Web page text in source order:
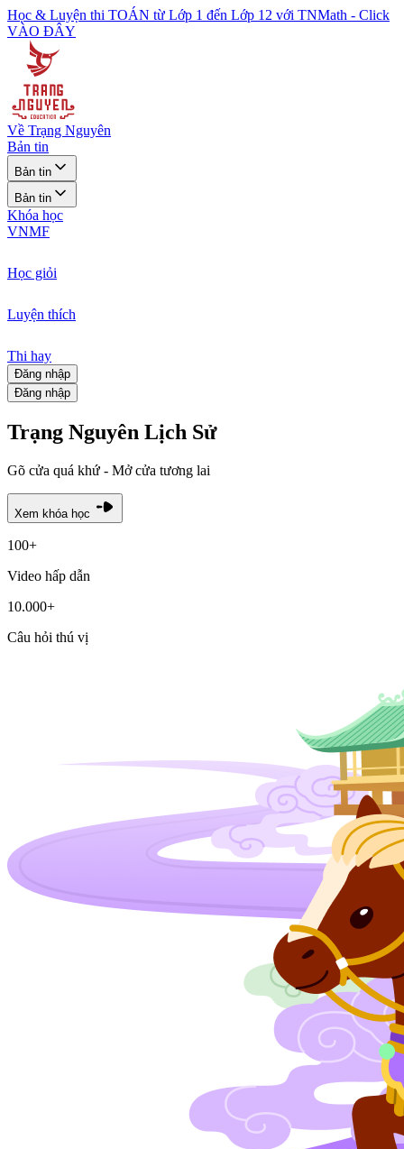
Học & Luyện thi TOÁN từ Lớp 1 đến Lớp 12 với TNMath - Click
VÀO ĐÂY
Về Trạng Nguyên
Bản tin
Bản tin
Bản tin
Khóa học
VNMF
Học giỏi
Luyện thích
Thi hay
Đăng nhập
Đăng nhập
Trạng Nguyên Lịch Sử
Gõ cửa quá khứ - Mở cửa tương lai
Xem khóa học
100+
Video hấp dẫn
10.000+
Câu hỏi thú vị